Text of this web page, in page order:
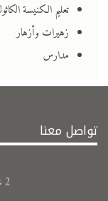
تعليم الكنيسة
زهيرات وأزهار
مدارس
تواصل معنا
2 شارع محمد فريد، عابدين ، القاهرة